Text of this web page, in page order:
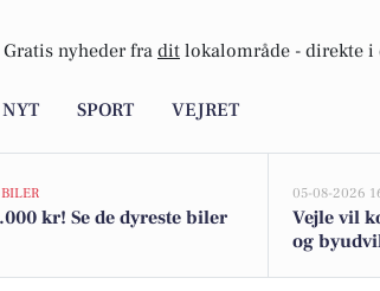
Gratis nyheder fra dit lokalområde - direkte i
SPORT VEJRET
BILER
kr! Se de dyreste biler
05-08-2026
Vejle vil
og